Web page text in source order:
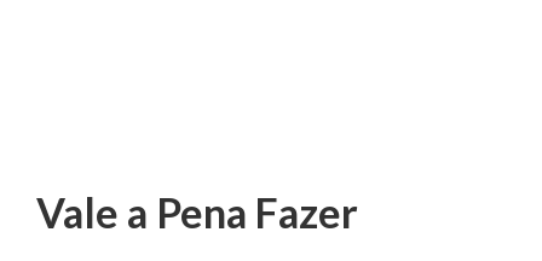
Vale a Pena Fazer